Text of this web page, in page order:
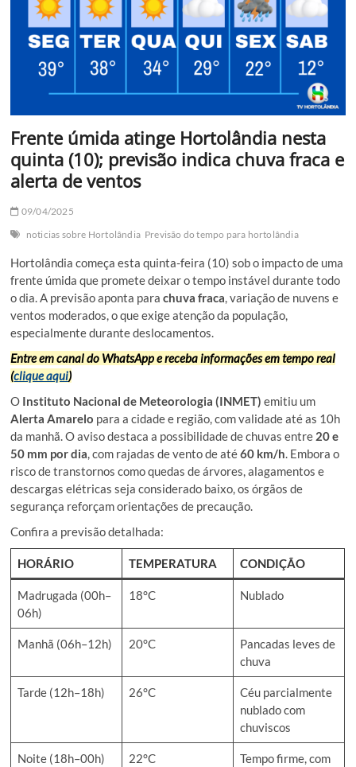
Frente úmida atinge Hortolândia nesta
quinta (10); previsão indica chuva fraca e
alerta de ventos
09/04/2025
noticias sobre Hortolândia Previsão do tempo para hortolândia
Hortolândia começa esta quinta-feira (10) sob o impacto de uma
frente úmida que promete deixar o tempo instável durante todo
o dia. A previsão aponta parachuva fraca, variação de nuvens e
ventos moderados, o que exige atenção da população,
especialmente durante deslocamentos.
Entre em canal do WhatsApp e receba informações em tempo real
(clique aqui)
O Instituto Nacional de Meteorologia (INMET) emitiu um
Alerta Amarelo para a cidade e região, com validade até as 10h
da manhã. O aviso destaca a possibilidade de chuvas entre 20 e
50 mm por dia, com rajadas de vento de até60 km/h. Embora o
risco de transtornos como quedas de árvores, alagamentos e
descargas elétricas seja considerado baixo, os órgãos de
segurança reforçam orientações de precaução.
Confira a previsão detalhada:
HORÁRIO TEMPERATURA CONDIÇÃO
Madrugada (00h–
06h)
18°C Nublado
Manhã (06h–12h) 20°C
Pancadas leves de
chuva
Tarde (12h–18h) 26°C
Céu parcialmente
nublado com
chuviscos
Noite (18h–00h) 22°C
Tempo firme, com